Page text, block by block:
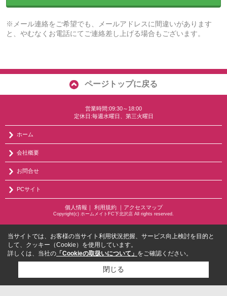
※メール連絡をご希望でも、メールアドレスに間違いがあります
と、やむなくお電話にてご連絡差し上げる場合もございます。
ページトップに戻る
営業時間:09:30～18:00
定休日:毎週水曜日、第三火曜日
ホーム
会社概要
お問合せ
PCサイト
個人情報 ｜ 利用規約｜ アクセスマップ
Copyright(c) ホームメイトFC下北沢店 All rights reserved.
当サイトでは、お客様の当サイト利用状況把握、サービス向上検討を目的と
して、クッキー（Cookie）を使用しています。
詳しくは、当社の 「Cookieの取扱いについて」 をご確認ください。
閉じる